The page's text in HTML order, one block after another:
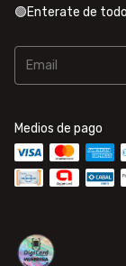
🟢Enterate de
Medios de pago